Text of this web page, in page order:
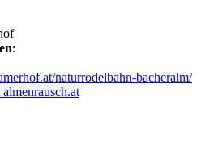
:
naturrodelbahn-bacheralm/